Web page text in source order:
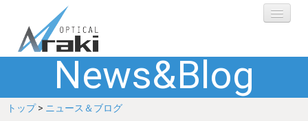
選ばれる理由
ブランド
News&Blog
トップ> ニュース＆ブログ